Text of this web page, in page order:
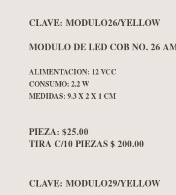
CLAVE: MODULO26/YELLOW
MODULO DE LED COB NO. 26
ALIMENTACION: 12 VCC
CONSUMO: 2.2 W
MEDIDAS: 9.3 X 2 X 1 CM
PIEZA: $25.00
TIRA C/10 PIEZAS $ 200.00
CLAVE: MODULO29/YELLOW